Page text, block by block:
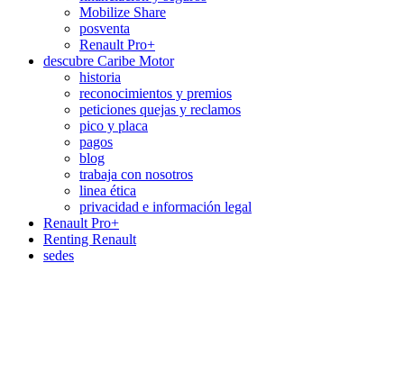
Mobilize Share
posventa
Renault Pro+
descubre Caribe Motor
historia
reconocimientos y premios
peticiones quejas y reclamos
pico y placa
pagos
blog
trabaja con nosotros
linea ética
privacidad e información legal
Renault Pro+
Renting Renault
sedes